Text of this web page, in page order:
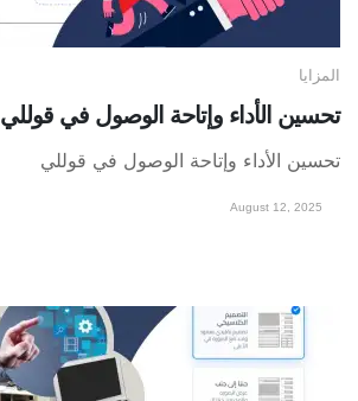
المزايا
تحسين الأداء وإتاحة الوصول في قوللي
تحسين الأداء وإتاحة الوصول في قوللي
August 12, 2025